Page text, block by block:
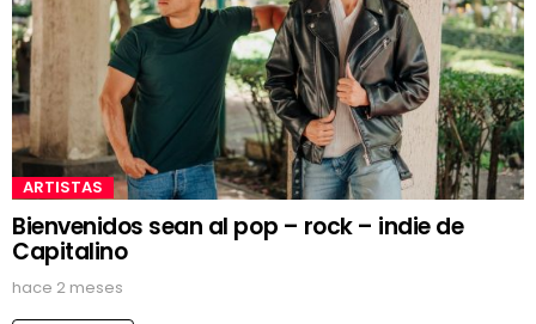
ARTISTAS
Bienvenidos sean al pop – rock – indie de
Capitalino
hace 2 meses